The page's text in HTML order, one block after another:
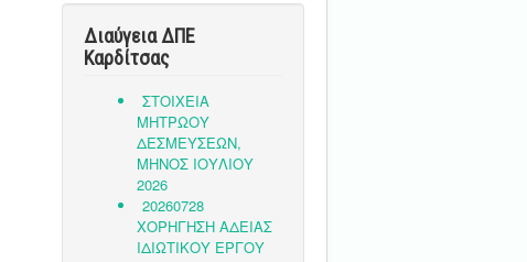
Διαύγεια ΔΠΕ
Καρδίτσας